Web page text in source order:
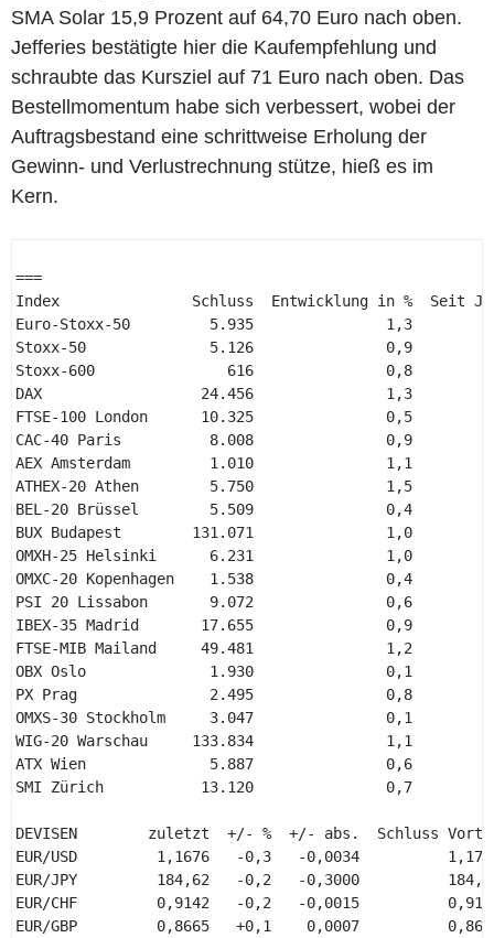
SMA Solar 15,9 Prozent auf 64,70 Euro nach oben.
Jefferies bestätigte hier die Kaufempfehlung und
schraubte das Kursziel auf 71 Euro nach oben. Das
Bestellmomentum habe sich verbessert, wobei der
Auftragsbestand eine schrittweise Erholung der
Gewinn- und Verlustrechnung stütze, hieß es im
Kern.
===
Index               Schluss  Entwicklung in %  Seit
Euro-Stoxx-50         5.935               1,3
Stoxx-50              5.126               0,9
Stoxx-600               616               0,8
DAX                  24.456               1,3
FTSE-100 London      10.325               0,5
CAC-40 Paris          8.008               0,9
AEX Amsterdam         1.010               1,1
ATHEX-20 Athen        5.750               1,5
BEL-20 Brüssel        5.509               0,4
BUX Budapest        131.071               1,0
OMXH-25 Helsinki      6.231               1,0
OMXC-20 Kopenhagen    1.538               0,4
PSI 20 Lissabon       9.072               0,6
IBEX-35 Madrid       17.655               0,9
FTSE-MIB Mailand     49.481               1,2
OBX Oslo              1.930               0,1
PX Prag               2.495               0,8
OMXS-30 Stockholm     3.047               0,1
WIG-20 Warschau     133.834               1,1
ATX Wien              5.887               0,6
SMI Zürich           13.120               0,7
DEVISEN        zuletzt  +/- %  +/- abs.  Schluss
EUR/USD         1,1676   -0,3   -0,0034
EUR/JPY         184,62   -0,2   -0,3000
EUR/CHF         0,9142   -0,2   -0,0015
EUR/GBP         0,8665   +0,1    0,0007